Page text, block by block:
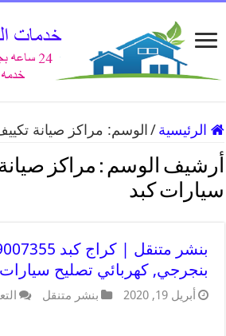
الرئيسية / الوسم: مراكز صيانة
أرشيف الوسم : مراكز
سيارات كبد
بنجرجي, كهربائي تصليح سيارات
أبريل 19, 2020 بنشر متنقل